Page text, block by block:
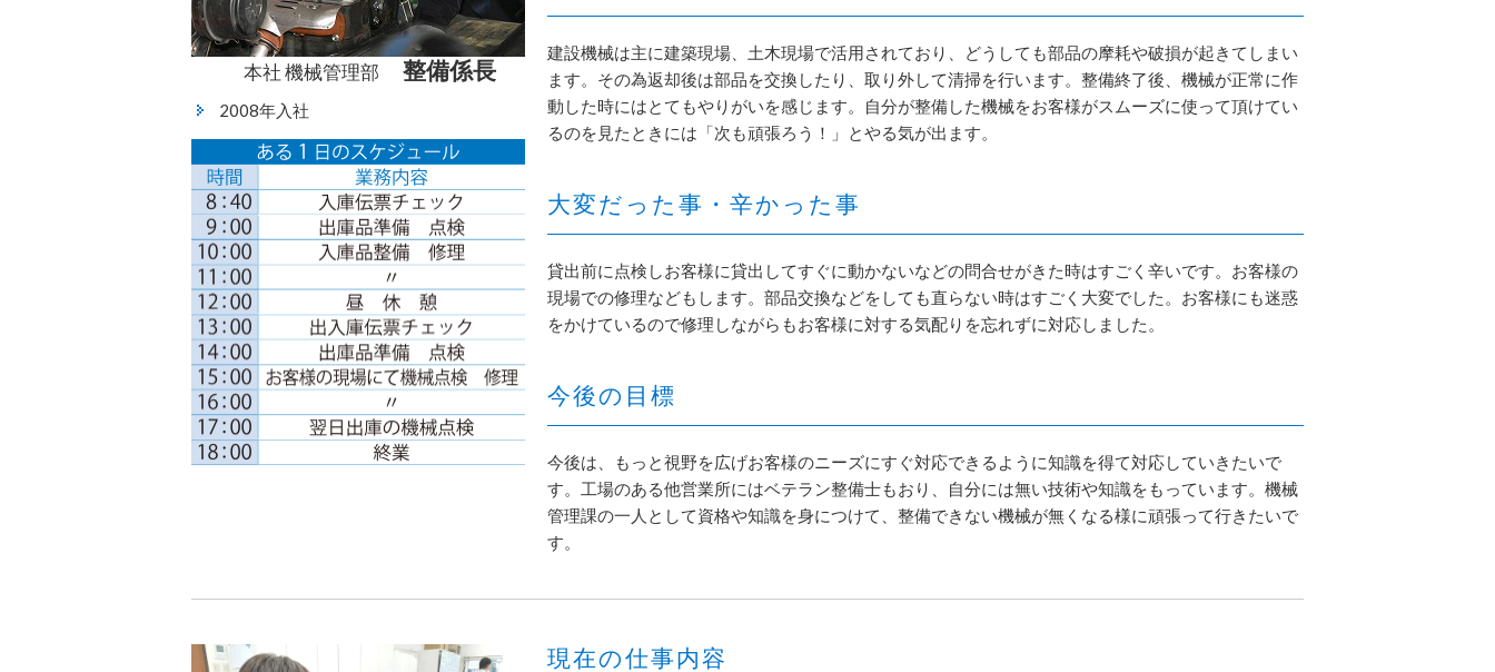
本社 機械管理部 整備係長
2008年入社
建設機械は主に建築現場、土木現場で活用されており、どうしても部品の摩耗や破損が起きてしまい
ます。その為返却後は部品を交換したり、取り外して清掃を行います。整備終了後、機械が正常に作
動した時にはとてもやりがいを感じます。自分が整備した機械をお客様がスムーズに使って頂けてい
るのを見たときには「次も頑張ろう！」とやる気が出ます。
大変だった事・辛かった事
貸出前に点検しお客様に貸出してすぐに動かないなどの問合せがきた時はすごく辛いです。お客様の
現場での修理などもします。部品交換などをしても直らない時はすごく大変でした。お客様にも迷惑
をかけているので修理しながらもお客様に対する気配りを忘れずに対応しました。
今後の目標
今後は、もっと視野を広げお客様のニーズにすぐ対応できるように知識を得て対応していきたいで
す。工場のある他営業所にはベテラン整備士もおり、自分には無い技術や知識をもっています。機械
管理課の一人として資格や知識を身につけて、整備できない機械が無くなる様に頑張って行きたいで
す。
現在の仕事内容